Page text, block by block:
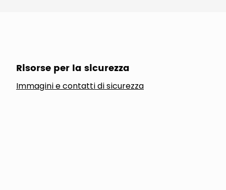
Risorse per la sicurezza
Immagini e contatti di sicurezza